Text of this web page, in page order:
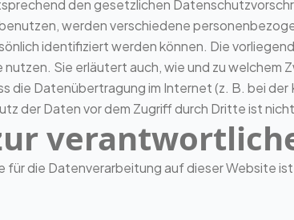
den gesetzlichen
werden verschiedene
identifiziert werden können. Die
nutzen. Sie erläutert auch, wie und zu welchem
die Datenübertragung im Internet (z. B. bei
der Daten vor dem Zugriff durch Dritte ist
für die Datenverarbeitung auf dieser Website